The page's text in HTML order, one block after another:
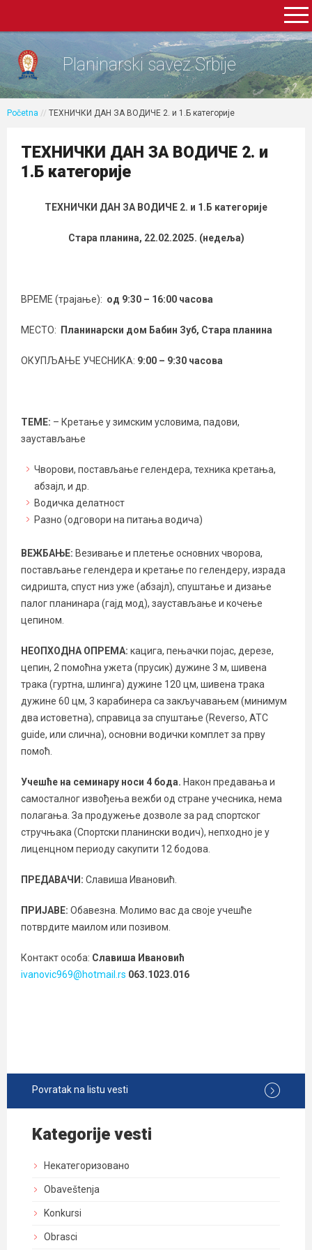
Planinarski savez Srbije
Početna // ТЕХНИЧКИ ДАН ЗА ВОДИЧЕ 2. и 1.Б категорије
ТЕХНИЧКИ ДАН ЗА ВОДИЧЕ 2. и
1.Б категорије
ТЕХНИЧКИ ДАН ЗА ВОДИЧЕ 2. и 1.Б категорије
Стара планина, 22.02.2025. (недеља)
ВРЕМЕ (трајање): од 9:30 – 16:00 часова
МЕСТО: Планинарски дом Бабин Зуб, Стара планина
ОКУПЉАЊЕ УЧЕСНИКА: 9:00 – 9:30 часова
ТЕМЕ: – Кретање у зимским условима, падови,
заустављање
Чворови, постављање гелендера, техника кретања,
абзајл, и др.
Водичка делатност
Разно (одговори на питања водича)
ВЕЖБАЊЕ: Везивање и плетење основних чворова,
постављање гелендера и кретање по гелендеру, израда
сидришта, спуст низ уже (абзајл), спуштање и дизање
палог планинара (гајд мод), заустављање и кочење
цепином.
НЕОПХОДНА ОПРЕМА: кацига, пењачки појас, дерезе,
цепин, 2 помоћна ужета (прусик) дужине 3 м, шивена
трака (гуртна, шлинга) дужине 120 цм, шивена трака
дужине 60 цм, 3 карабинера са закључавањем (минимум
два истоветна), справица за спуштање (Reverso, ATC
guide, или слична), основни водички комплет за прву
помоћ.
Учешће на семинару носи 4 бода. Након предавања и
самосталног извођења вежби од стране учесника, нема
полагања. За продужење дозволе за рад спортског
стручњака (Спортски планински водич), непходно је у
лиценцном периоду сакупити 12 бодова.
ПРЕДАВАЧИ: Славиша Ивановић.
ПРИЈАВЕ: Обавезна. Молимо вас да своје учешће
потврдите маилом или позивом.
Контакт особа: Славиша Ивановић
ivanovic969@hotmail.rs 063.1023.016
Povratak na listu vesti
Kategorije vesti
Некатегоризовано
Obaveštenja
Konkursi
Obrasci